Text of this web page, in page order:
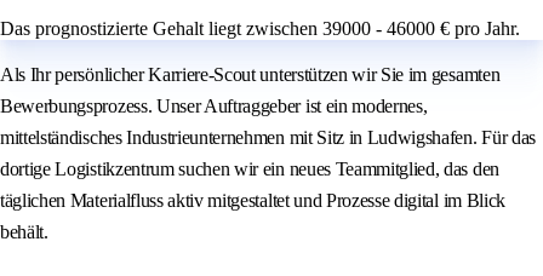
Das prognostizierte Gehalt liegt zwischen 39000 - 46000 € pro Jahr.
Als Ihr persönlicher Karriere-Scout unterstützen wir Sie im gesamten
Bewerbungsprozess. Unser Auftraggeber ist ein modernes,
mittelständisches Industrieunternehmen mit Sitz in Ludwigshafen. Für das
dortige Logistikzentrum suchen wir ein neues Teammitglied, das den
täglichen Materialfluss aktiv mitgestaltet und Prozesse digital im Blick
behält.